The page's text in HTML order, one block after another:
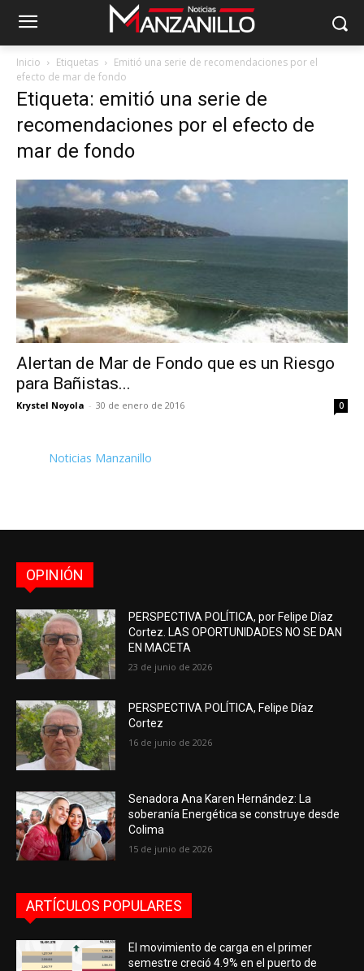
Inicio Etiquetas
Emitió una serie de recomendaciones por el
efecto de mar de fondo
Etiqueta: emitió una serie de
recomendaciones por el efecto de
mar de fondo
Alertan de Mar de Fondo que es un Riesgo
para Bañistas...
Krystel Noyola - 30 de enero de 2016 0
Noticias Manzanillo
OPINIÓN
PERSPECTIVA POLÍTICA, por Felipe Díaz
Cortez. LAS OPORTUNIDADES NO SE DAN
EN MACETA
23 de junio de 2026
PERSPECTIVA POLÍTICA, Felipe Díaz
Cortez
16 de junio de 2026
Senadora Ana Karen Hernández: La
soberanía Energética se construye desde
Colima
15 de junio de 2026
ARTÍCULOS POPULARES
El movimiento de carga en el primer
semestre creció 4.9% en el puerto de